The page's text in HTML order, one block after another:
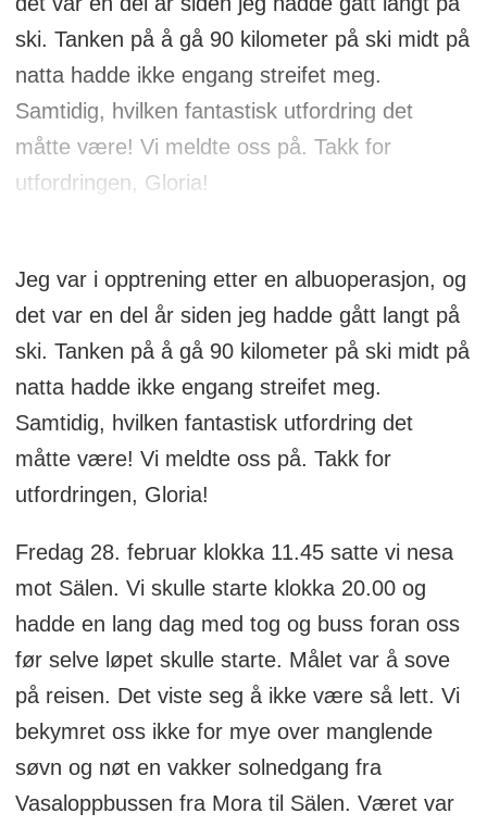
ski. Tanken på å gå 90 kilometer på ski midt på
natta hadde ikke engang streifet meg.
Samtidig, hvilken fantastisk utfordring det
måtte være! Vi meldte oss på. Takk for
utfordringen, Gloria!
Jeg var i opptrening etter en albuoperasjon, og
det var en del år siden jeg hadde gått langt på
ski. Tanken på å gå 90 kilometer på ski midt på
natta hadde ikke engang streifet meg.
Samtidig, hvilken fantastisk utfordring det
måtte være! Vi meldte oss på. Takk for
utfordringen, Gloria!
Fredag 28. februar klokka 11.45 satte vi nesa
mot Sälen. Vi skulle starte klokka 20.00 og
hadde en lang dag med tog og buss foran oss
før selve løpet skulle starte. Målet var å sove
på reisen. Det viste seg å ikke være så lett. Vi
bekymret oss ikke for mye over manglende
søvn og nøt en vakker solnedgang fra
Vasaloppbussen fra Mora til Sälen. Været var